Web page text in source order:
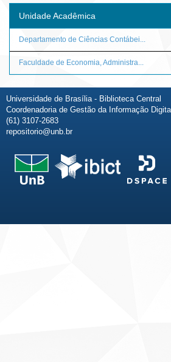
Unidade Acadêmica
Departamento de Ciências Contábei...
Faculdade de Economia, Administra...
Universidade de Brasília - Biblioteca Central
Coordenadoria de Gestão da Informação
(61) 3107-2683
repositorio@unb.br